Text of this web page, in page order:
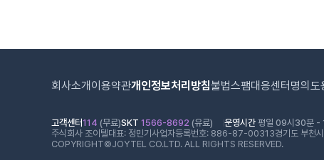
회사소개 이용약관개인정보처리방침불법스팸대응센터 명의도
고객센터114 (무료)SKT 1566-8692 (유료) 운영시간 평일 09시30분 -
주식회사 조이텔대표: 정민기 사업자등록번호: 886-87-00313경기도 부천
COPYRIGHT©JOYTEL CO.LTD. ALL RIGHTS RESERVED.